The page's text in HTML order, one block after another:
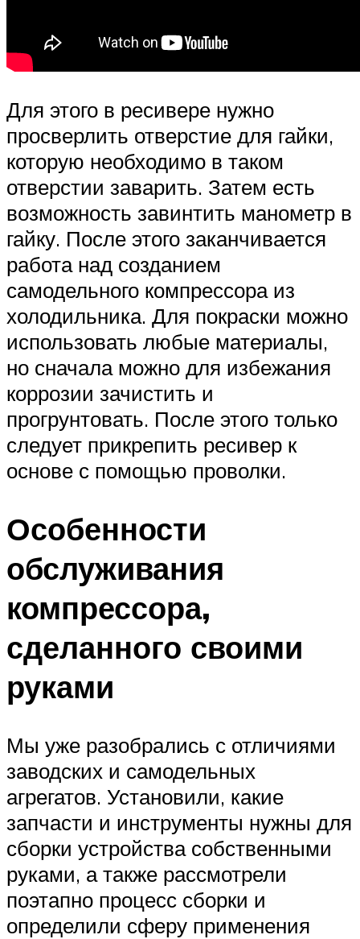
Для этого в ресивере нужно
просверлить отверстие для гайки,
которую необходимо в таком
отверстии заварить. Затем есть
возможность завинтить манометр в
гайку. После этого заканчивается
работа над созданием
самодельного компрессора из
холодильника. Для покраски можно
использовать любые материалы,
но сначала можно для избежания
коррозии зачистить и
прогрунтовать. После этого только
следует прикрепить ресивер к
основе с помощью проволки.
Особенности
обслуживания
компрессора,
сделанного своими
руками
Мы уже разобрались с отличиями
заводских и самодельных
агрегатов. Установили, какие
запчасти и инструменты нужны для
сборки устройства собственными
руками, а также рассмотрели
поэтапно процесс сборки и
определили сферу применения